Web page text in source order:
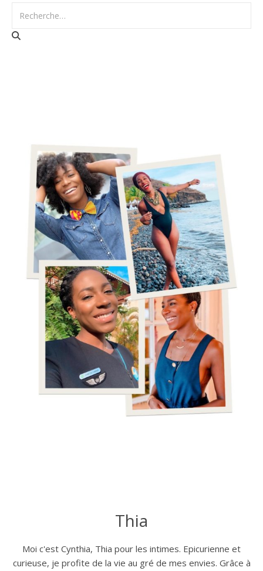
Thia
Moi c'est Cynthia, Thia pour les intimes. Epicurienne et
curieuse, je profite de la vie au gré de mes envies. Grâce à